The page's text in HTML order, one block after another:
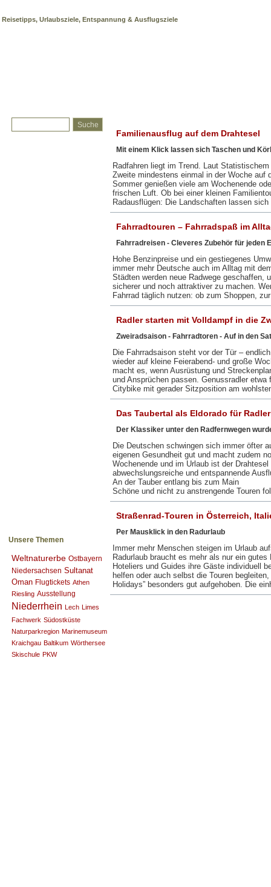
Reisetipps, Urlaubsziele, Entspannung & Ausflugsziele
Unsere Themen
Weltnaturerbe Ostbayern
Niedersachsen Sultanat
Oman Flugtickets Athen
Riesling Ausstellung
Niederrhein Lech Limes
Fachwerk Südostküste
Naturparkregion Marinemuseum
Kraichgau Baltikum Wörthersee
Skischule PKW
Familienausflug auf dem Drahtesel
Mit einem Klick lassen sich Taschen und
Radfahren liegt im Trend. Laut
Zweite mindestens einmal in der Woche auf
Sommer genießen viele am Wochenende
frischen Luft. Ob bei einer kleinen
Radausflügen: Die Landschaften lassen
Fahrradtouren – Fahrradspaß im
Fahrradreisen - Cleveres Zubehör für jeden
Hohe Benzinpreise und ein gestiegenes
immer mehr Deutsche auch im Alltag mit
Städten werden neue Radwege geschaffen,
sicherer und noch attraktiver zu machen.
Fahrrad täglich nutzen: ob zum Shoppen,
Radler starten mit Volldampf in die
Zweiradsaison - Fahrradtoren - Auf in den
Die Fahrradsaison steht vor der Tür –
wieder auf kleine Feierabend- und große
macht es, wenn Ausrüstung und
und Ansprüchen passen. Genussradler
Citybike mit gerader Sitzposition am
Das Taubertal als Eldorado für Radler
Der Klassiker unter den Radfernwegen
Die Deutschen schwingen sich immer öfter
eigenen Gesundheit gut und macht zudem
Wochenende und im Urlaub ist der
abwechslungsreiche und entspannende
An der Tauber entlang bis zum Main
Schöne und nicht zu anstrengende Touren
Straßenrad-Touren in Österreich,
Per Mausklick in den Radurlaub
Immer mehr Menschen steigen im Urlaub
Radurlaub braucht es mehr als nur ein
Hoteliers und Guides ihre Gäste individuell
helfen oder auch selbst die Touren
Holidays” besonders gut aufgehoben. Die